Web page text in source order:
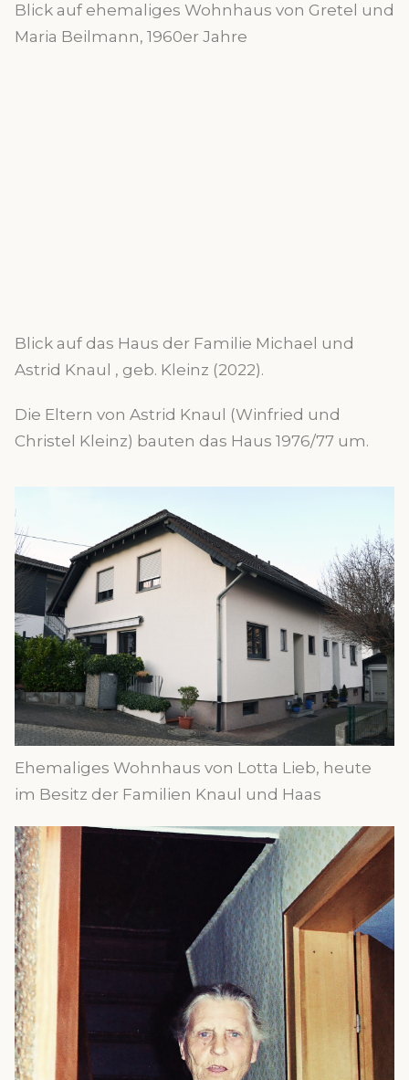
Blick auf ehemaliges Wohnhaus von Gretel und
Maria Beilmann, 1960er Jahre
Blick auf das Haus der Familie Michael und
Astrid Knaul , geb. Kleinz (2022).
Die Eltern von Astrid Knaul (Winfried und
Christel Kleinz) bauten das Haus 1976/77 um.
Ehemaliges Wohnhaus von Lotta Lieb, heute
im Besitz der Familien Knaul und Haas